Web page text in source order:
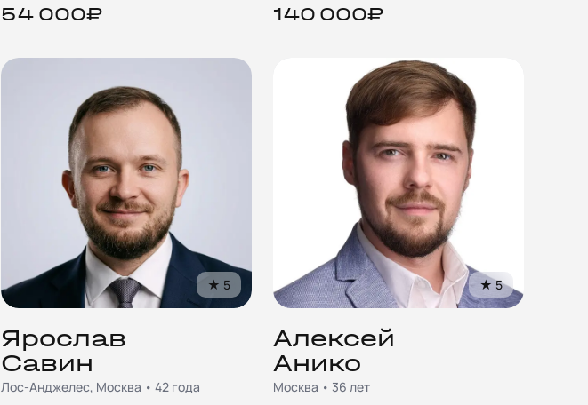
54 000₽ 140 000₽
★ 5
Ярослав
Савин
Лос-Анджелес, Москва • 42 года
★5
Алексей
Анико
Москва • 36 лет